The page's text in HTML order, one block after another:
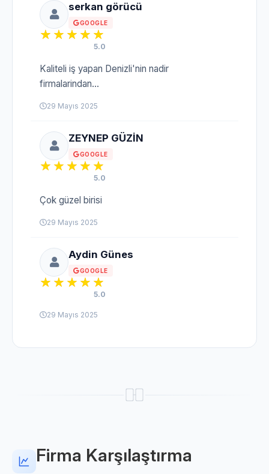
serkan görücü
GOOGLE
5.0
Kaliteli iş yapan Denizli'nin nadir
firmalarindan...
29 Mayıs 2025
ZEYNEP GÜZİN
GOOGLE
5.0
Çok güzel birisi
29 Mayıs 2025
Aydin Günes
GOOGLE
5.0
29 Mayıs 2025
Firma Karşılaştırma